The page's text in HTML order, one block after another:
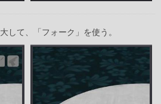
して、「フォーク」を使う。